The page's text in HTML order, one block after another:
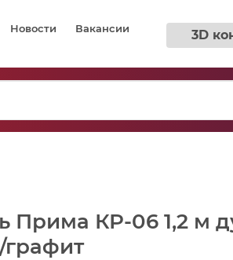
Новости
Вакансии
3D
Прима КР-06 1,2 м
графит